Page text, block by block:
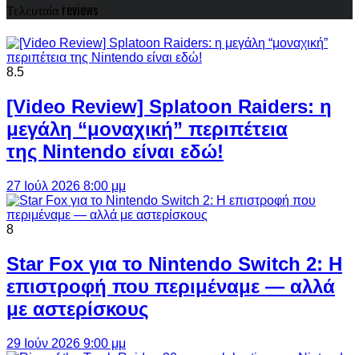
Τελευταία reviews
8.5
[Video Review] Splatoon Raiders: η
μεγάλη “μοναχική” περιπέτεια
της Nintendo είναι εδώ!
27 Ιούλ 2026 8:00 μμ
8
Star Fox για το Nintendo Switch 2: Η
επιστροφή που περιμέναμε — αλλά
με αστερίσκους
29 Ιούν 2026 9:00 μμ